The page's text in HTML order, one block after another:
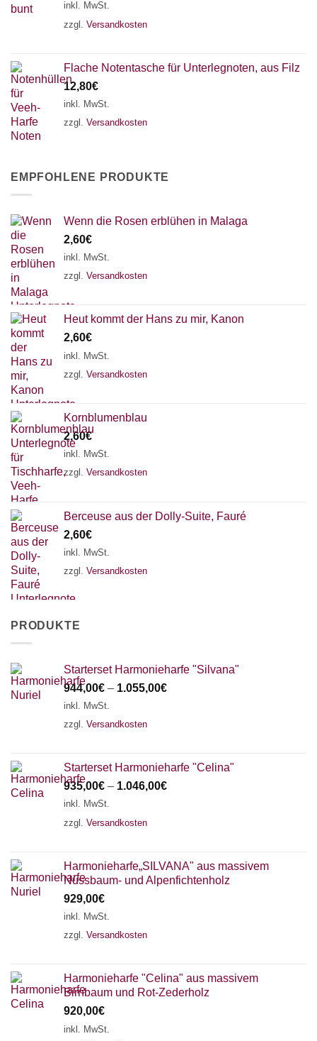
inkl. MwSt.
zzgl. Versandkosten
Flache Notentasche für Unterlegnoten, aus Filz
12,80€
inkl. MwSt.
zzgl. Versandkosten
EMPFOHLENE PRODUKTE
Wenn die Rosen erblühen in Malaga
2,60€
inkl. MwSt.
zzgl. Versandkosten
Heut kommt der Hans zu mir, Kanon
2,60€
inkl. MwSt.
zzgl. Versandkosten
Kornblumenblau
2,60€
inkl. MwSt.
zzgl. Versandkosten
Berceuse aus der Dolly-Suite, Fauré
2,60€
inkl. MwSt.
zzgl. Versandkosten
PRODUKTE
Starterset Harmonieharfe "Silvana"
944,00€ – 1.055,00€
inkl. MwSt.
zzgl. Versandkosten
Starterset Harmonieharfe "Celina"
935,00€ – 1.046,00€
inkl. MwSt.
zzgl. Versandkosten
Harmonieharfe„SILVANA" aus massivem
Nussbaum- und Alpenfichtenholz
929,00€
inkl. MwSt.
zzgl. Versandkosten
Harmonieharfe "Celina" aus massivem
Birnbaum und Rot-Zederholz
920,00€
inkl. MwSt.